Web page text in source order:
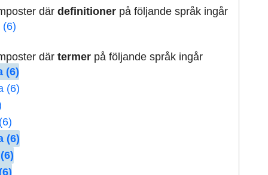
därdefinitioner på följande språk ingår
(6)
därtermer på följande språk ingår
(6)
(6)
(6)